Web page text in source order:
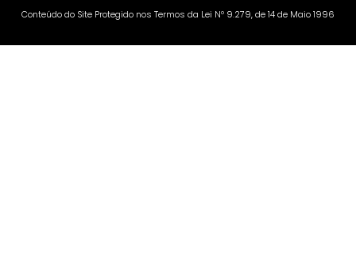
Conteúdo do Site Protegido nos Termos da Lei Nº 9.279, de 14 de Maio 1996